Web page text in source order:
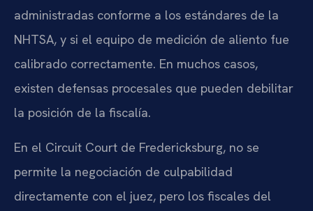
administradas conforme a los estándares de la
NHTSA, y si el equipo de medición de aliento fue
calibrado correctamente. En muchos casos,
existen defensas procesales que pueden debilitar
la posición de la fiscalía.
En el Circuit Court de Fredericksburg, no se
permite la negociación de culpabilidad
directamente con el juez, pero los fiscales del